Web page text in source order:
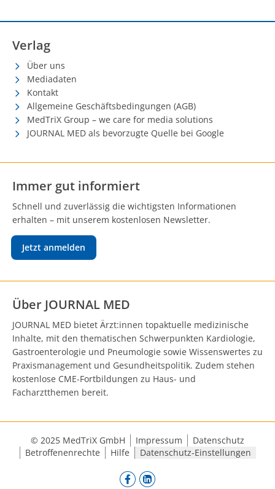
Verlag
Über uns
Mediadaten
Kontakt
Allgemeine Geschäftsbedingungen (AGB)
MedTriX Group – we care for media solutions
JOURNAL MED als bevorzugte Quelle bei Google
Immer gut informiert
Schnell und zuverlässig die wichtigsten Informationen
erhalten – mit unserem kostenlosen Newsletter.
Jetzt anmelden
Über JOURNAL MED
JOURNAL MED bietet Ärzt:innen topaktuelle medizinische
Inhalte, mit den thematischen Schwerpunkten Kardiologie,
Gastroenterologie und Pneumologie sowie Wissenswertes zu
Praxismanagement und Gesundheitspolitik. Zudem stehen
kostenlose CME-Fortbildungen zu Haus- und
Facharztthemen bereit.
© 2025 MedTriX GmbH Impressum
Datenschutz
Betroffenenrechte
Hilfe Datenschutz-Einstellungen